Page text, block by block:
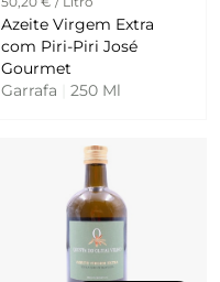
Azeite Virgem Extra
com Piri-Piri José
Gourmet
Garrafa
250 Ml